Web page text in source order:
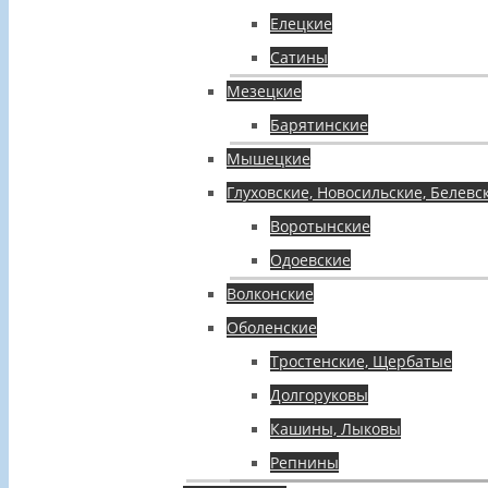
Елецкие
Сатины
Мезецкие
Барятинские
Мышецкие
Глуховские, Новосильские,
Воротынские
Одоевские
Волконские
Оболенские
Тростенские, Щербатые
Долгоруковы
Кашины, Лыковы
Репнины